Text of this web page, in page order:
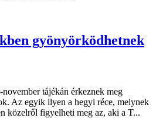
gyönyörködhetnek
tájékán érkeznek meg
Az egyik ilyen a hegyi réce, melynek
közelről figyelheti meg az, aki a T...